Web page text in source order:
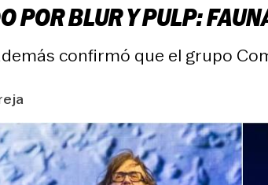
POR BLUR Y PULP:
confirmó que el grupo